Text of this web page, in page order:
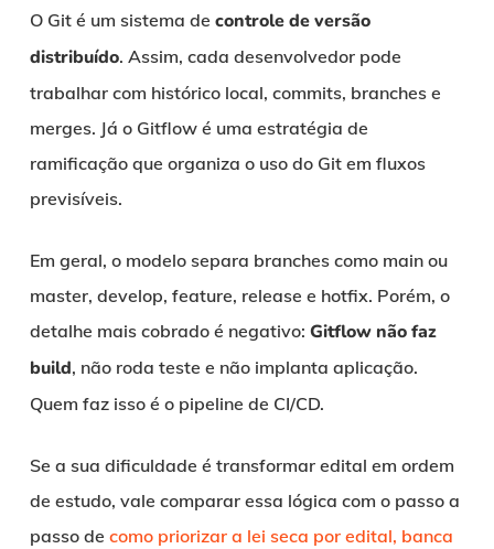
O Git é um sistema de controle de versão
distribuído. Assim, cada desenvolvedor pode
trabalhar com histórico local, commits, branches e
merges. Já o Gitflow é uma estratégia de
ramificação que organiza o uso do Git em fluxos
previsíveis.
Em geral, o modelo separa branches como main ou
master, develop, feature, release e hotfix. Porém, o
detalhe mais cobrado é negativo: Gitflow não faz
build, não roda teste e não implanta aplicação.
Quem faz isso é o pipeline de CI/CD.
Se a sua dificuldade é transformar edital em ordem
de estudo, vale comparar essa lógica com o passo a
passo de como priorizar a lei seca por edital, banca